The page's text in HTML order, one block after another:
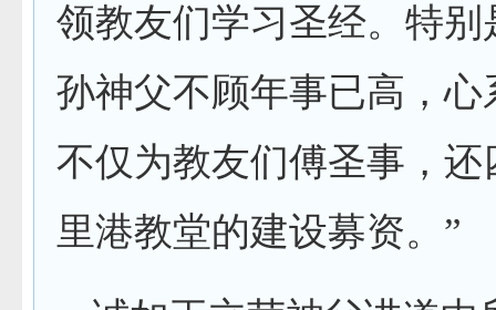
领教友们学习圣经。特
孙神父不顾年事已高，
不仅为教友们傅圣事，
里港教堂的建设募资。”